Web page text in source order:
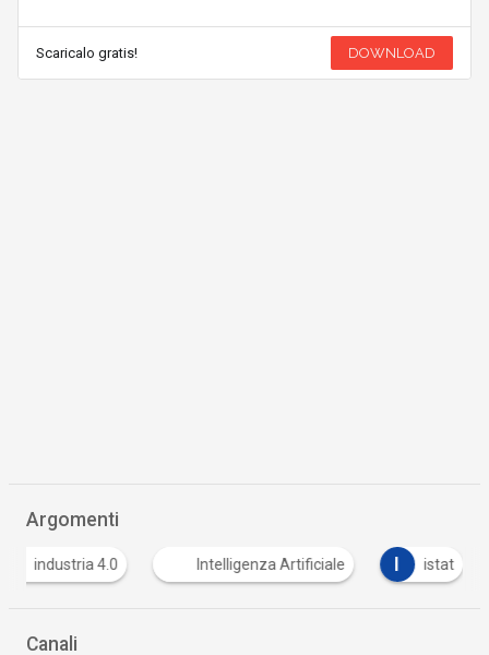
Scaricalo gratis! DOWNLOAD
Argomenti
industria 4.0 Intelligenza Artificiale istat
Canali